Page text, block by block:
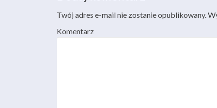
Twój adres e-mail nie zostanie opublikowany.
Komentarz